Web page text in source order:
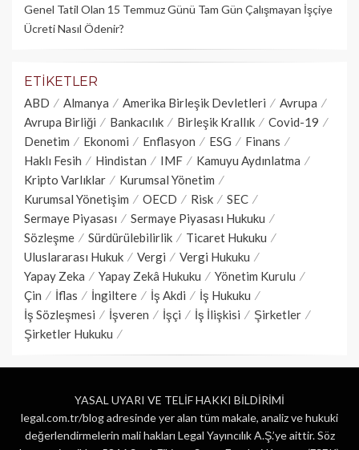
Genel Tatil Olan 15 Temmuz Günü Tam Gün Çalışmayan İşçiye
Ücreti Nasıl Ödenir?
ETIKETLER
ABD Almanya Amerika Birleşik Devletleri
Avrupa
Avrupa Birliği
Bankacılık Birleşik Krallık
Covid-19
Denetim
Ekonomi Enflasyon ESG
Finans
Haklı Fesih
Hindistan IMF
Kamuyu Aydınlatma
Kripto Varlıklar
Kurumsal Yönetim
Kurumsal Yönetişim
OECD Risk
SEC
Sermaye Piyasası
Sermaye Piyasası Hukuku
Sözleşme
Sürdürülebilirlik
Ticaret Hukuku
Uluslararası Hukuk
Vergi
Vergi Hukuku
Yapay Zeka
Yapay Zekâ Hukuku
Yönetim Kurulu
Çin
İflas İngiltere İş Akdi
İş Hukuku
İş Sözleşmesi
İşveren İşçi İş İlişkisi
Şirketler
Şirketler Hukuku
YASAL UYARI VE TELİF HAKKI BİLDİRİMİ
legal.com.tr/blog adresinde yer alan tüm makale, analiz ve hukuki
değerlendirmelerin mali hakları Legal Yayıncılık A.Ş.’ye aittir. Söz